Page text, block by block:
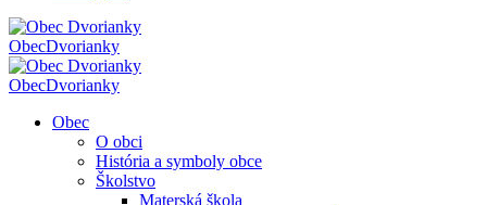
ObecDvorianky
ObecDvorianky
Obec
O obci
História a symboly obce
Školstvo
Materská škola